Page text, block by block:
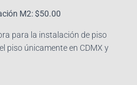
M2:$50.00
para la instalación de piso
piso únicamente en CDMX y